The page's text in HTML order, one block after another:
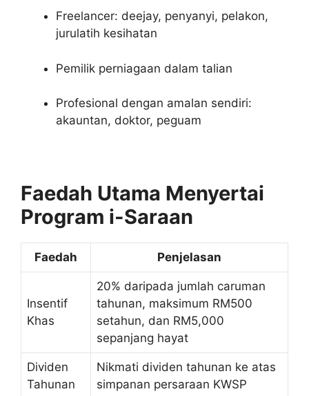
Freelancer: deejay, penyanyi, pelakon,
jurulatih kesihatan
Pemilik perniagaan dalam talian
Profesional dengan amalan sendiri:
akauntan, doktor, peguam
Faedah Utama Menyertai
Program i-Saraan
Faedah Penjelasan
Insentif
Khas
20% daripada jumlah caruman
tahunan, maksimum RM500
setahun, dan RM5,000
sepanjang hayat
Dividen
Tahunan
Nikmati dividen tahunan ke atas
simpanan persaraan KWSP